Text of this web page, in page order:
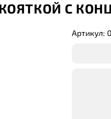
С
Артикул: